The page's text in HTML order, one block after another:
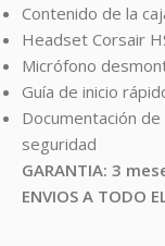
Contenido de la
Headset Corsair
Micrófono
Guía de inicio
Documentación
seguridad
GARANTIA: 3
ENVIOS A TODO